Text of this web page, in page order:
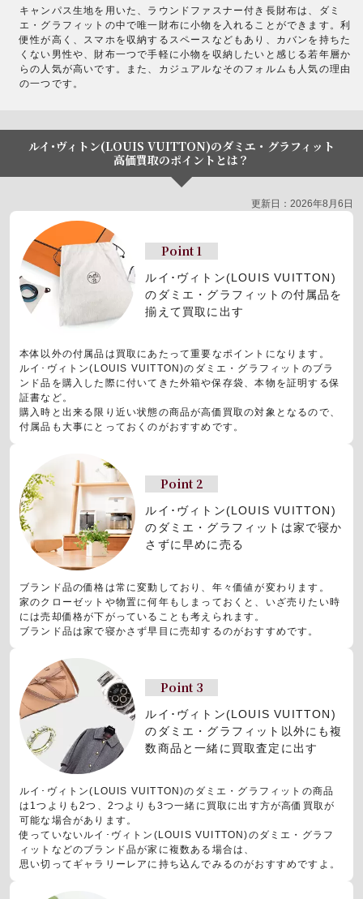
キャンパス生地を用いた、ラウンドファスナー付き長財布は、ダミ
エ・グラフィットの中で唯一財布に小物を入れることができます。利
便性が高く、スマホを収納するスペースなどもあり、カバンを持ちた
くない男性や、財布一つで手軽に小物を収納したいと感じる若年層か
らの人気が高いです。また、カジュアルなそのフォルムも人気の理由
の一つです。
ルイ･ヴィトン(LOUIS VUITTON)のダミエ・グラフィット
高価買取のポイントとは？
更新日：2026年8月6日
Point 1
ルイ･ヴィトン(LOUIS VUITTON)
のダミエ・グラフィットの付属品を
揃えて買取に出す
本体以外の付属品は買取にあたって重要なポイントになります。
ルイ･ヴィトン(LOUIS VUITTON)のダミエ・グラフィットのブラ
ンド品を購入した際に付いてきた外箱や保存袋、本物を証明する保
証書など。
購入時と出来る限り近い状態の商品が高価買取の対象となるので、
付属品も大事にとっておくのがおすすめです。
Point 2
ルイ･ヴィトン(LOUIS VUITTON)
のダミエ・グラフィットは家で寝か
さずに早めに売る
ブランド品の価格は常に変動しており、年々価値が変わります。
家のクローゼットや物置に何年もしまっておくと、いざ売りたい時
には売却価格が下がっていることも考えられます。
ブランド品は家で寝かさず早目に売却するのがおすすめです。
Point 3
ルイ･ヴィトン(LOUIS VUITTON)
のダミエ・グラフィット以外にも複
数商品と一緒に買取査定に出す
ルイ･ヴィトン(LOUIS VUITTON)のダミエ・グラフィットの商品
は1つよりも2つ、2つよりも3つ一緒に買取に出す方が高価買取が
可能な場合があります。
使っていないルイ･ヴィトン(LOUIS VUITTON)のダミエ・グラフ
ィットなどのブランド品が家に複数ある場合は、
思い切ってギャラリーレアに持ち込んでみるのがおすすめですよ。